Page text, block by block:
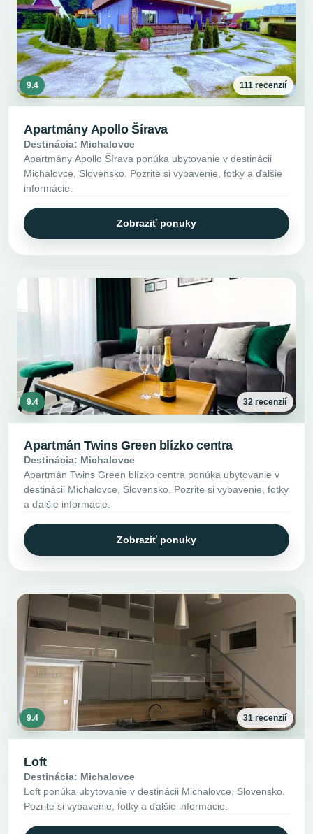
9.4 111 recenzií
Apartmány Apollo Šírava
Destinácia: Michalovce
Apartmány Apollo Šírava ponúka ubytovanie v destinácii
Michalovce, Slovensko. Pozrite si vybavenie, fotky a ďalšie
informácie.
Zobraziť ponuky
9.4 32 recenzií
Apartmán Twins Green blízko centra
Destinácia: Michalovce
Apartmán Twins Green blízko centra ponúka ubytovanie v
destinácii Michalovce, Slovensko. Pozrite si vybavenie, fotky
a ďalšie informácie.
Zobraziť ponuky
9.4 31 recenzií
Loft
Destinácia: Michalovce
Loft ponúka ubytovanie v destinácii Michalovce, Slovensko.
Pozrite si vybavenie, fotky a ďalšie informácie.